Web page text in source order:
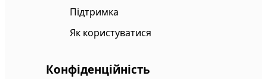
Підтримка
Як користуватися
Конфіденційність